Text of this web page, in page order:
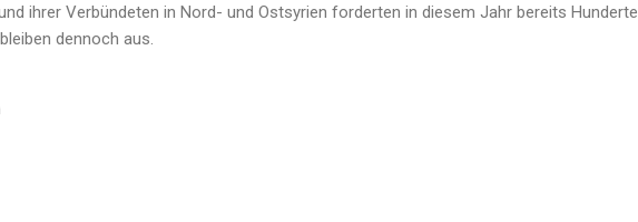
ihrer Verbündeten in Nord- und Ostsyrien forderten in diesem Jahr bereits Hunderte
dennoch aus.